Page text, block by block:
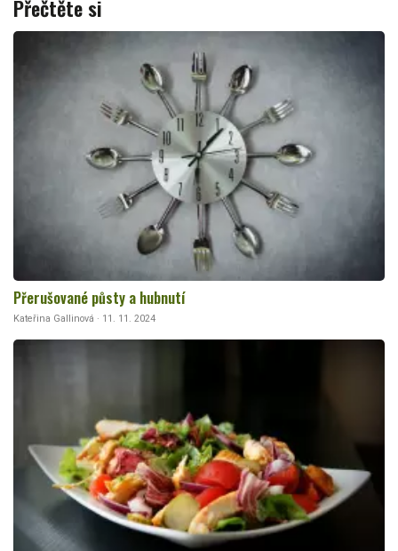
Přečtěte si
Přerušované půsty a hubnutí
Kateřina Gallinová · 11. 11. 2024